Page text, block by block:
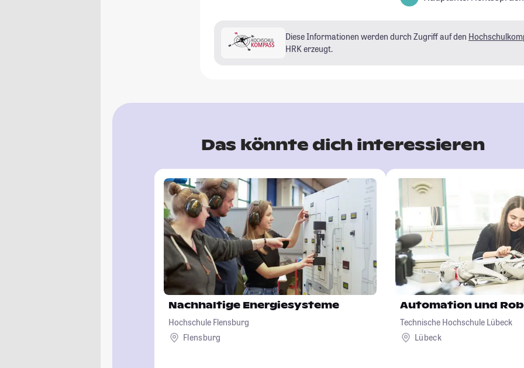
Diese Informationen werden durch Zugriff auf den
HRK erzeugt.
Das könnte dich interessieren
Nachhaltige Energiesysteme
Hochschule Flensburg
Flensburg
Automation und
Technische Hochschule Lübeck
Lübeck